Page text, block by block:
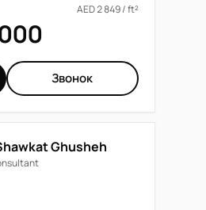
AED 2 849 / ft²
Звонок
Ghusheh